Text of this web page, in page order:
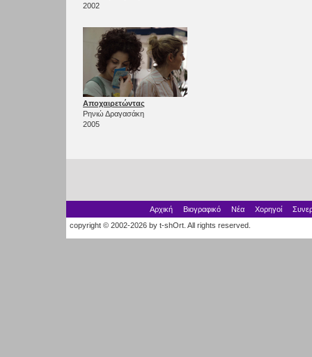
2002
Αποχαιρετώντας
Ρηνιώ Δραγασάκη
2005
Αρχική Βιογραφικό Νέα Χορηγοί
copyright © 2002-2026 by t-shOrt. All rights reserved.